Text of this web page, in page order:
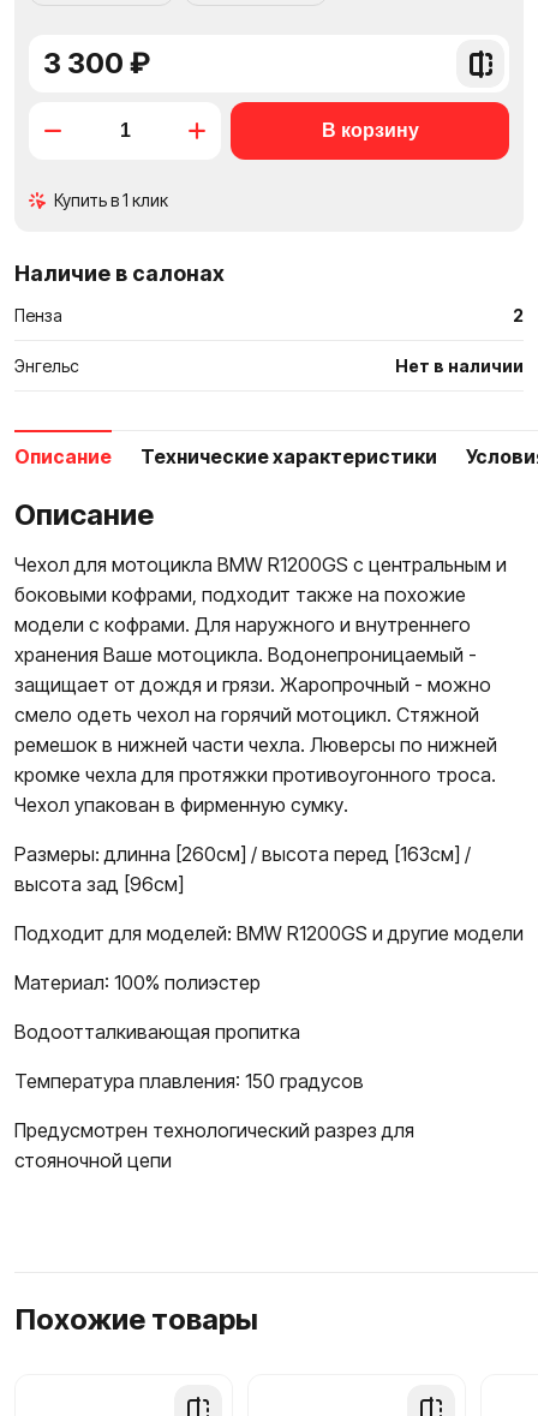
3 300 ₽
Купить в 1 клик
Наличие в салонах
Пенза 2
Энгельс Нет в наличии
Описание Технические характеристики
Описание
Чехол для мотоцикла BMW R1200GS с центральным и
боковыми кофрами, подходит также на похожие
модели с кофрами. Для наружного и внутреннего
хранения Ваше мотоцикла. Водонепроницаемый -
защищает от дождя и грязи. Жаропрочный - можно
смело одеть чехол на горячий мотоцикл. Стяжной
ремешок в нижней части чехла. Люверсы по нижней
кромке чехла для протяжки противоугонного троса.
Чехол упакован в фирменную сумку.
Размеры: длинна [260см] / высота перед [163см] /
высота зад [96см]
Подходит для моделей: BMW R1200GS и другие модели
Материал: 100% полиэстер
Водоотталкивающая пропитка
Температура плавления: 150 градусов
Предусмотрен технологический разрез для
стояночной цепи
Похожие товары
Добавить
Добавить